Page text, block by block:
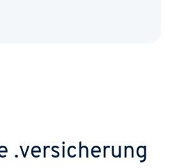
.versicherung